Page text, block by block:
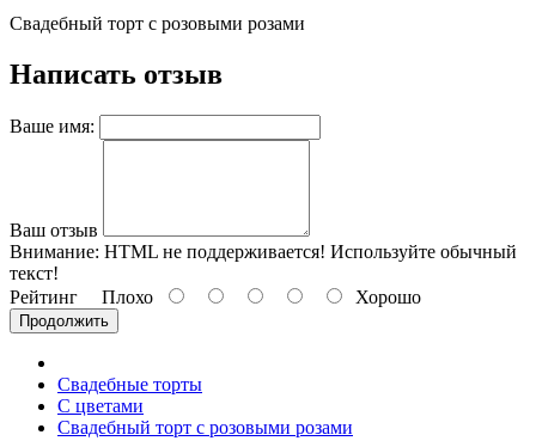
Свадебный торт с розовыми розами
Написать отзыв
Ваше имя:
Ваш отзыв
Внимание: HTML не поддерживается! Используйте обычный
текст!
Рейтинг Плохо Хорошо
Продолжить
Свадебные торты
С цветами
Свадебный торт с розовыми розами